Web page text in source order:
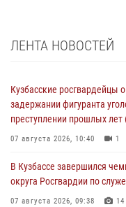
ЛЕНТА НОВОСТЕЙ
Кузбасские росгвардейцы
задержании фигуранта
преступлении прошлых
07 августа 2026, 10:40 1
В Кузбассе завершился
округа Росгвардии по
07 августа 2026, 09:38 14